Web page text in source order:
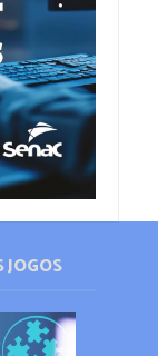
JOGOS